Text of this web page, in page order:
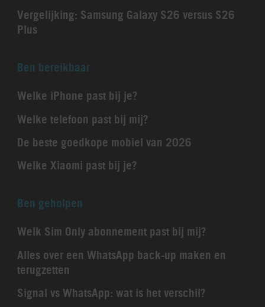
Vergelijking: Samsung Galaxy S26 versus S26
Plus
Ben bereikbaar
Welke iPhone past bij je?
Welke telefoon past bij mij?
De beste goedkope mobiel van 2026
Welke Xiaomi past bij je?
Ben geholpen
Welk Sim Only abonnement past bij mij?
Alles over een WhatsApp back-up maken en
terugzetten
Signal vs WhatsApp: wat is het verschil?